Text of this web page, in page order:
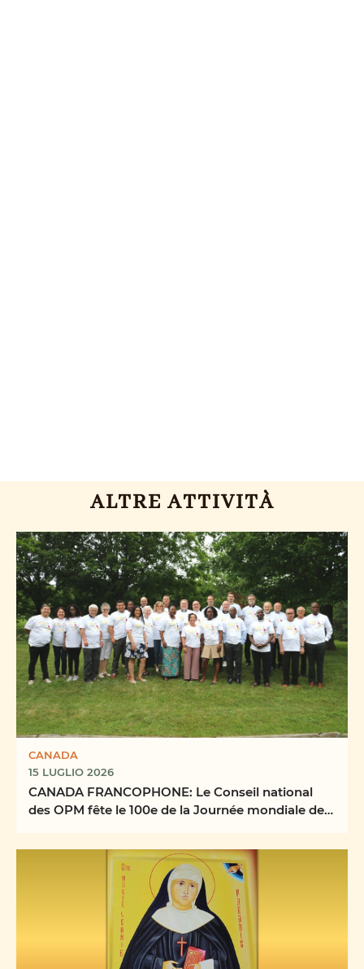
ALTRE ATTIVITÀ
CANADA
15 LUGLIO 2026
CANADA FRANCOPHONE: Le Conseil national
des OPM fête le 100e de la Journée mondiale des